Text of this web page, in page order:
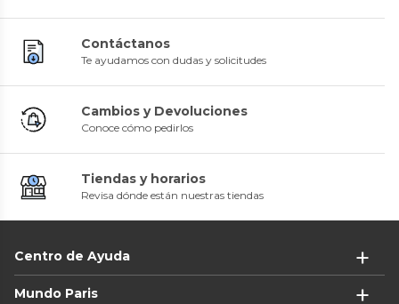
Contáctanos
Te ayudamos con dudas y solicitudes
Cambios y Devoluciones
Conoce cómo pedirlos
Tiendas y horarios
Revisa dónde están nuestras tiendas
Centro de Ayuda
Mundo Paris